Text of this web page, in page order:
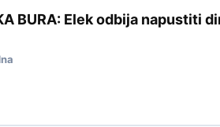
BURA: Elek odbija napustiti